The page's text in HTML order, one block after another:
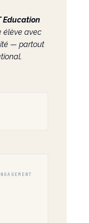
Education
élève avec
— partout